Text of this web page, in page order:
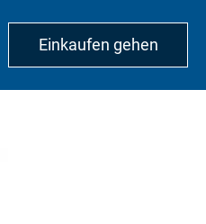
Einkaufen gehen